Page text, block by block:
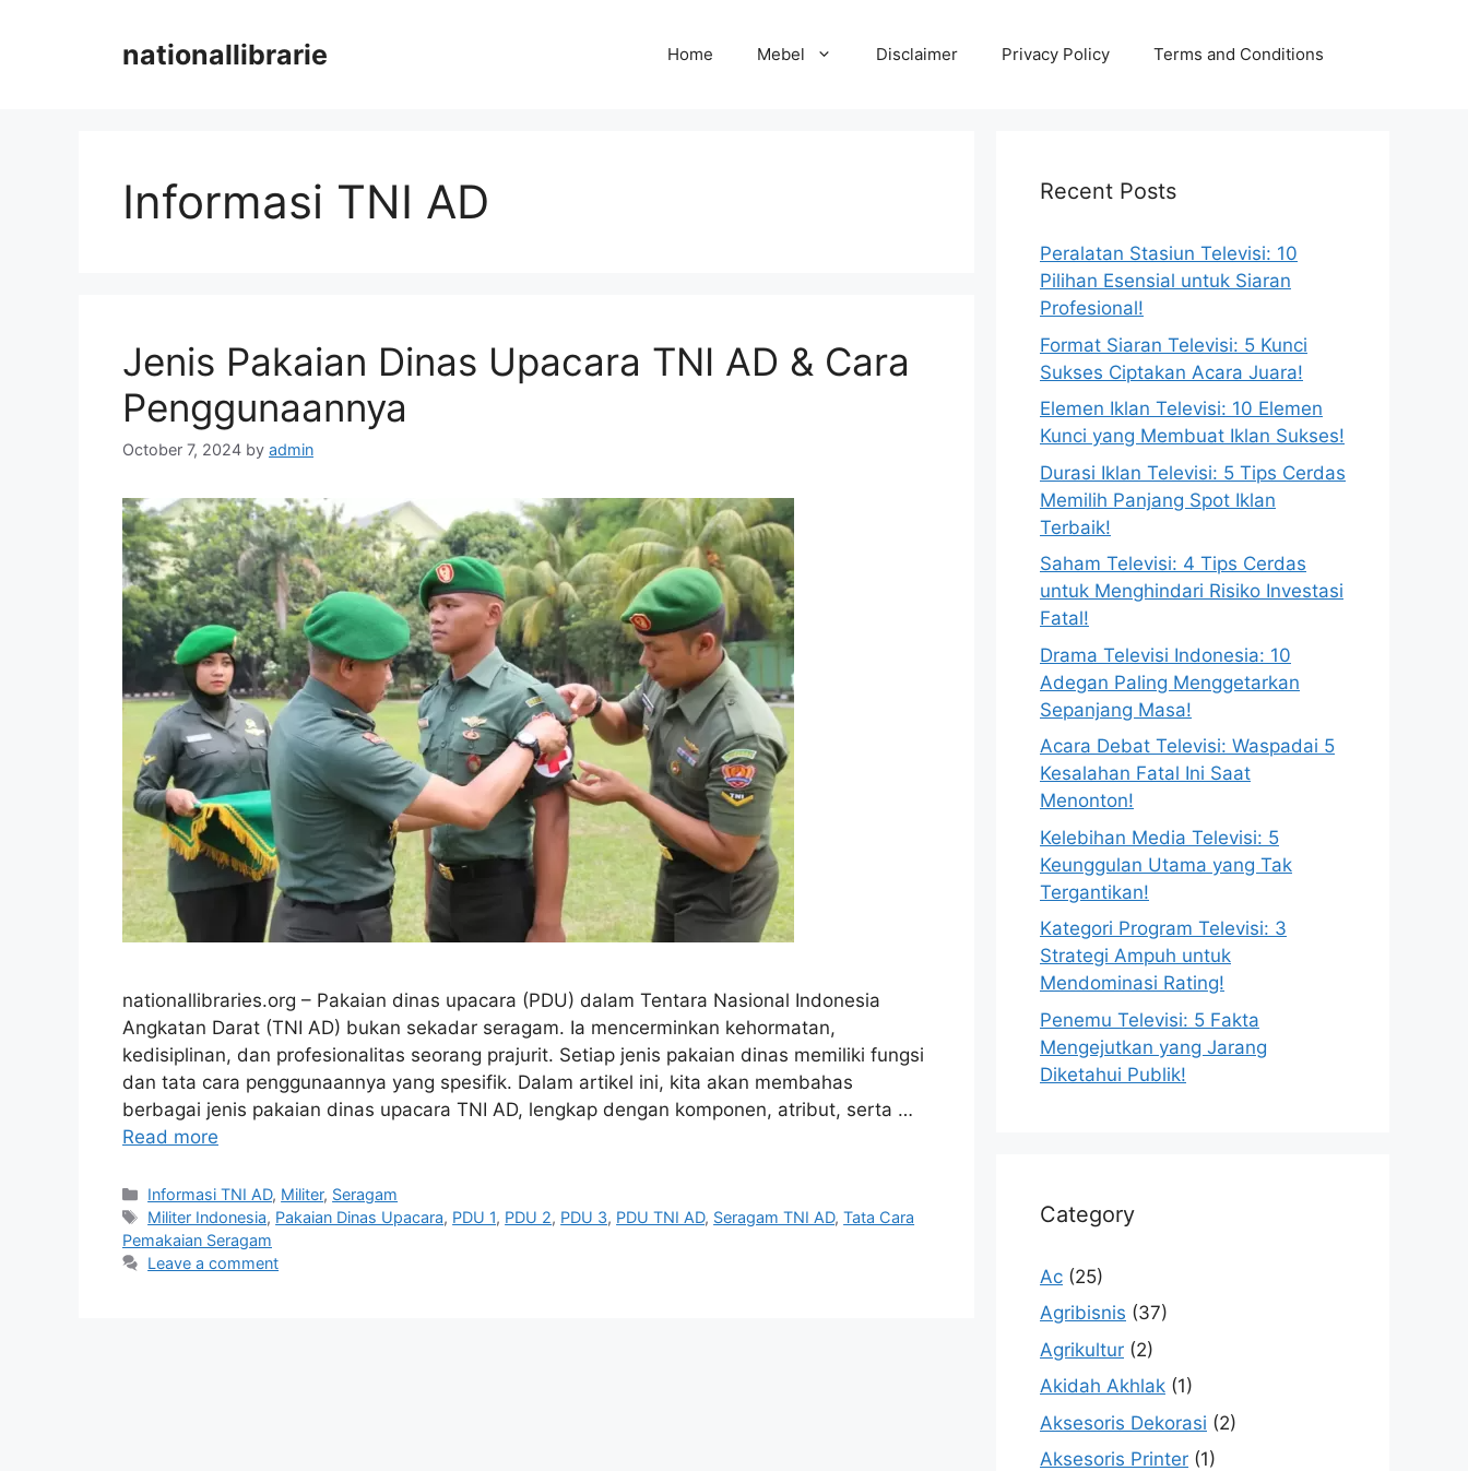
nationallibrarie Home Mebel Disclaimer Privacy Policy Terms and Conditions
Informasi TNI AD
Jenis Pakaian Dinas Upacara TNI AD & Cara
Penggunaannya
October 7, 2024 by admin
nationallibraries.org – Pakaian dinas upacara (PDU) dalam Tentara Nasional Indonesia
Angkatan Darat (TNI AD) bukan sekadar seragam. Ia mencerminkan kehormatan,
kedisiplinan, dan profesionalitas seorang prajurit. Setiap jenis pakaian dinas memiliki fungsi
dan tata cara penggunaannya yang spesifik. Dalam artikel ini, kita akan membahas
berbagai jenis pakaian dinas upacara TNI AD, lengkap dengan komponen, atribut, serta …
Read more
Categories
Informasi TNI AD, Militer, Seragam
Tags
Militer Indonesia, Pakaian Dinas Upacara, PDU 1, PDU 2, PDU 3, PDU TNI AD, Seragam TNI AD,Tata Cara
Pemakaian Seragam
Leave a comment
Recent Posts
Peralatan Stasiun Televisi: 10
Pilihan Esensial untuk Siaran
Profesional!
Format Siaran Televisi: 5 Kunci
Sukses Ciptakan Acara Juara!
Elemen Iklan Televisi: 10 Elemen
Kunci yang Membuat Iklan Sukses!
Durasi Iklan Televisi: 5 Tips Cerdas
Memilih Panjang Spot Iklan
Terbaik!
Saham Televisi: 4 Tips Cerdas
untuk Menghindari Risiko Investasi
Fatal!
Drama Televisi Indonesia: 10
Adegan Paling Menggetarkan
Sepanjang Masa!
Acara Debat Televisi: Waspadai 5
Kesalahan Fatal Ini Saat
Menonton!
Kelebihan Media Televisi: 5
Keunggulan Utama yang Tak
Tergantikan!
Kategori Program Televisi: 3
Strategi Ampuh untuk
Mendominasi Rating!
Penemu Televisi: 5 Fakta
Mengejutkan yang Jarang
Diketahui Publik!
Category
Ac (25)
Agribisnis (37)
Agrikultur (2)
Akidah Akhlak (1)
Aksesoris Dekorasi (2)
Aksesoris Printer (1)